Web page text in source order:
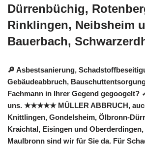
Dürrenbüchig,
Rinklingen, Neibsheim
Bauerbach,
🔎 Asbestsanierung,
Gebäudeabbruch,
Fachmann in Ihrer Gegend gegoogelt?
uns. ★★★★★ MÜLLER ABBRUCH,
Knittlingen, Gondelsheim, Ölbronn-
Kraichtal, Eisingen und
Maulbronn sind wir für Sie da. Für